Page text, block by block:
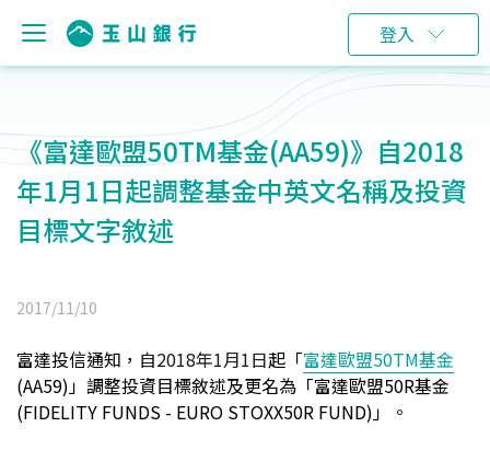
登入
《富達歐盟50TM基金(AA59)》自2018
年1月1日起調整基金中英文名稱及投資
目標文字敘述
2017/11/10
富達投信通知， 自2018年1月1日起「富達歐盟50TM基金
(AA59)」調整投資目標敘述及更名為「富達歐盟50R基金
(FIDELITY FUNDS - EURO STOXX50R FUND)」。